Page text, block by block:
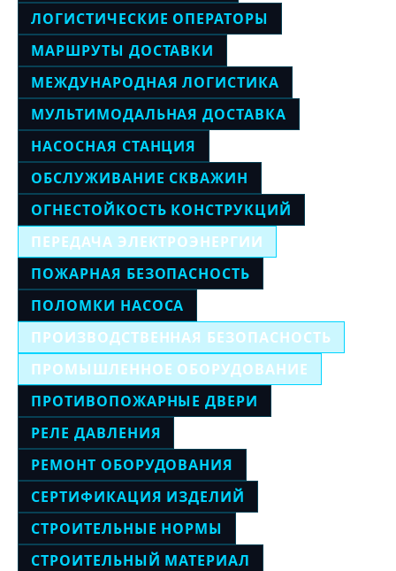
ЛОГИСТИЧЕСКИЕ ОПЕРАТОРЫ
МАРШРУТЫ ДОСТАВКИ
МЕЖДУНАРОДНАЯ ЛОГИСТИКА
МУЛЬТИМОДАЛЬНАЯ ДОСТАВКА
НАСОСНАЯ СТАНЦИЯ
ОБСЛУЖИВАНИЕ СКВАЖИН
ОГНЕСТОЙКОСТЬ КОНСТРУКЦИЙ
ПЕРЕДАЧА ЭЛЕКТРОЭНЕРГИИ
ПОЖАРНАЯ БЕЗОПАСНОСТЬ
ПОЛОМКИ НАСОСА
ПРОИЗВОДСТВЕННАЯ БЕЗОПАСНОСТЬ
ПРОМЫШЛЕННОЕ ОБОРУДОВАНИЕ
ПРОТИВОПОЖАРНЫЕ ДВЕРИ
РЕЛЕ ДАВЛЕНИЯ
РЕМОНТ ОБОРУДОВАНИЯ
СЕРТИФИКАЦИЯ ИЗДЕЛИЙ
СТРОИТЕЛЬНЫЕ НОРМЫ
СТРОИТЕЛЬНЫЙ МАТЕРИАЛ